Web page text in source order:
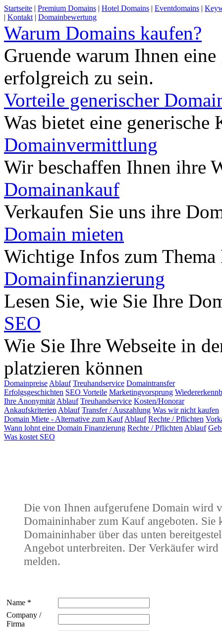
Startseite | Premium Domains | Hotel Domains | Eventdomains |
| Kontakt | Domainbewertung
Warum Domains kaufen?
Gruende warum Ihnen
erfolgreich zu sein.
Vorteile generischer
Was bietet eine
Domainvermittlung
Wir beschaffen Ihnen ihre
Domainankauf
Verkaufen Sie uns ihre
Domain mieten
Wichtige Infos zum
Domainfinanzierung
Lesen Sie, wie Sie Ihre
SEO
Wie Sie Ihre Webseite in
platzieren können
Domainpreise Ablauf Treuhandservice Domaintransfer
Erfolgsgeschichten SEO Vorteile Marketingvorsprung
Ihre Anonymität Ablauf Treuhandservice Kosten/Honorar
Ankaufskriterien Ablauf Transfer / Auszahlung Was wir nicht kaufen
Domain Miete - Alternative zum Kauf Ablauf Rechte / Pflichten
Wann lohnt eine Domain Finanzierung Rechte / Pflichten Ablauf
Was kostet SEO
Die von Ihnen aufgerufene Domain wird
Domaininhaber zum Kauf angeboten. Sie
Domaininhaber über das unten
Angebot unterbreiten. Der Verkäufer wird
melden.
Name *
Company /
Firma